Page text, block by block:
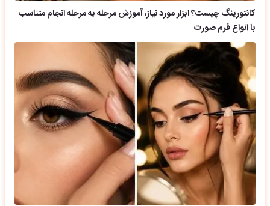
کانتورینگ چیست؟ ابزار مورد نیاز، آموزش مرحله به مرحله انجام متناسب
با انواع فرم صورت